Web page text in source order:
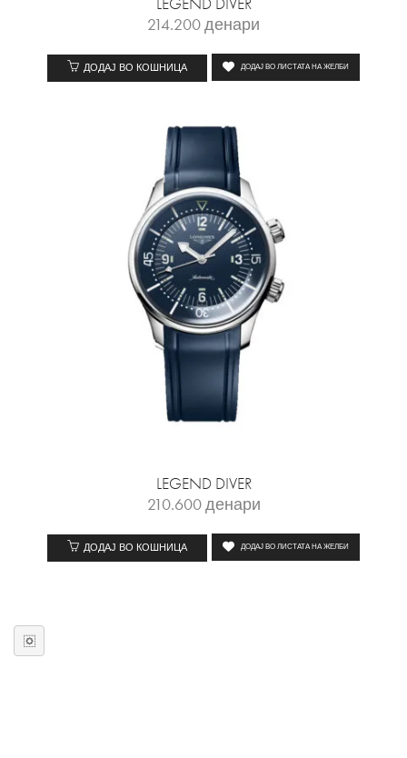
LEGEND DIVER
214.200денари
ДОДАЈ ВО КОШНИЦА ДОДАЈ ВО ЛИСТАТА НА ЖЕЛБИ
LEGEND DIVER
210.600денари
ДОДАЈ ВО КОШНИЦА ДОДАЈ ВО ЛИСТАТА НА ЖЕЛБИ